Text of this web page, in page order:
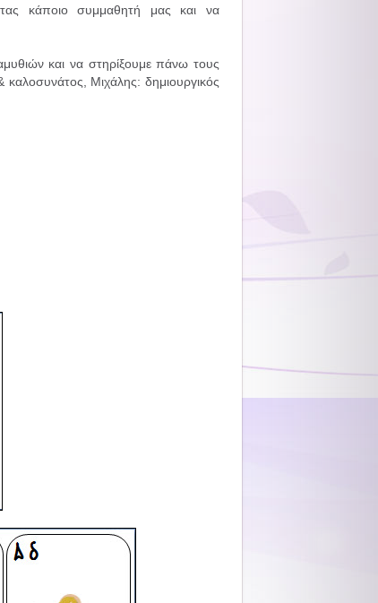
κάποιο συμμαθητή μας και να
και να στηρίξουμε πάνω τους
Μιχάλης: δημιουργικός